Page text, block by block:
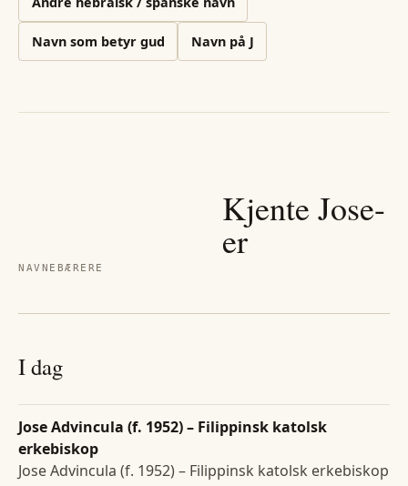
Navn som betyr gud Navn på J
NAVNEBÆRERE
Kjente Jose-
er
I dag
Jose Advincula (f. 1952) – Filippinsk katolsk
erkebiskop
Jose Advincula (f. 1952) – Filippinsk katolsk erkebiskop